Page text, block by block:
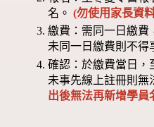
名。 (勿使用家長資
繳費：需同一日繳費
未同一日繳費則不得
確認：於繳費當日，
未事先線上註冊則無
出後無法再新增學員